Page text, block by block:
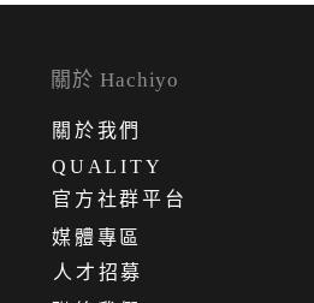
人才招募
關於 Hachiyo
關 於我們
QUALITY
官方社群平台
媒體專區